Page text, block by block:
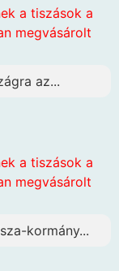
a tiszások a
megvásárolt
az...
a tiszások a
megvásárolt
kormány...